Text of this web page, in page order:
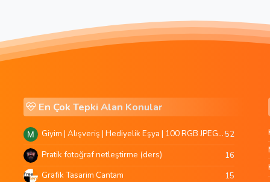
En Çok Tepki Alan Konular
M Giyim | Alışveriş | Hediyelik Eşya | 100 RGB JPEG Images | 5920x4420 Pixels | 501 MB52
Pratik fotoğraf netleştirme (ders) 16
Grafik Tasarim Cantam 15